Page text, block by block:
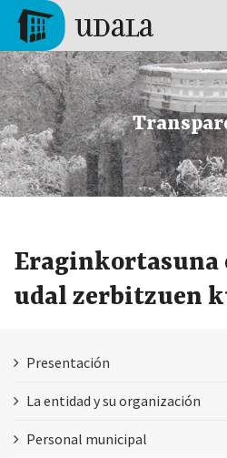
Pasar al contenido principal
Tolosa
Eraginkortasuna
udal zerbitzuen
Presentación
La entidad y su organización
Personal municipal